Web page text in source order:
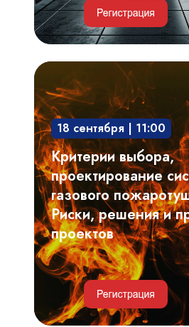
Критерии
выбора,
проектирование
системы
газового
пожаротушения.
Риски,
решения
и
примеры
проектов
18 сентября | 11:00
Критерии выбора,
проектирование
газового
Риски, решения и
проектов